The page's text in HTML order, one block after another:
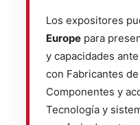
Los expositores
Europe para
y capacidades
con Fabricantes
Componentes y
Tecnología y